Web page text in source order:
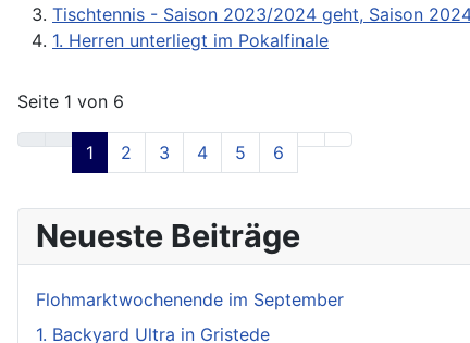
Tischtennis - Saison 2023/2024 geht, Saison
1. Herren unterliegt im Pokalfinale
Seite 1 von 6
1 2 3 4 5 6
Neueste Beiträge
Flohmarktwochenende im September
1. Backyard Ultra in Gristede